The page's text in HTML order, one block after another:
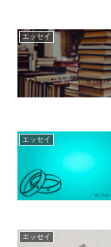
エッセイ
エッセイ
エッセイ